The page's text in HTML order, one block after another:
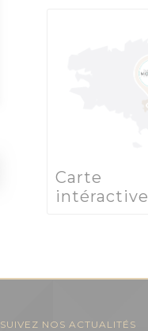
Carte
intéractive
SUIVEZ NOS ACTUALITÉS